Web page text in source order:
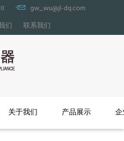
gw_wu@jl-dq.com
们
联系我们
关于我们 产品展示